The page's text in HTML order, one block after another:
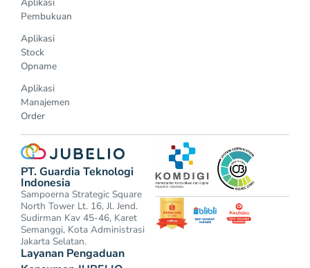
Pembukuan
Aplikasi
Stock
Opname
Aplikasi
Manajemen
Order
PT. Guardia Teknologi
Indonesia
Sampoerna Strategic Square
North Tower Lt. 16, Jl. Jend.
Sudirman Kav 45-46, Karet
Semanggi, Kota Administrasi
Jakarta Selatan.
Layanan Pengaduan